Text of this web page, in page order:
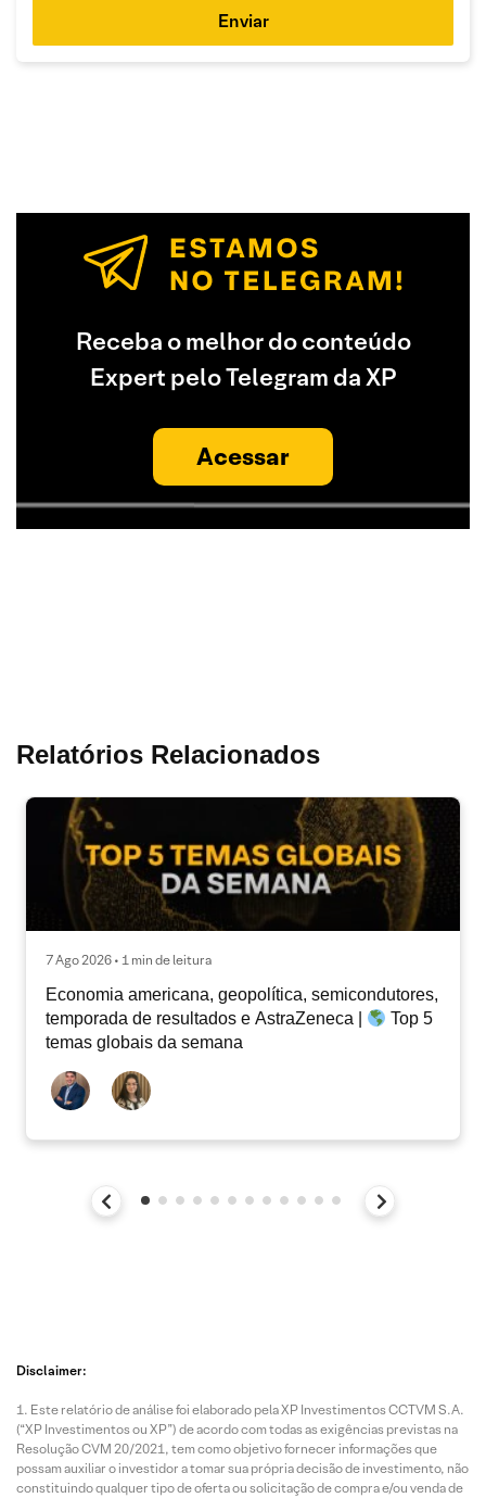
Enviar
Receba o melhor do conteúdo
Expert pelo Telegram da XP
Acessar
Relatórios Relacionados
7 Ago 2026 • 1 min de leitura
Economia americana, geopolítica, semicondutores,
temporada de resultados e AstraZeneca |
Top 5
temas globais da semana
Disclaimer:
Este relatório de análise foi elaborado pela XP Investimentos CCTVM S.A.
(“XP Investimentos ou XP”) de acordo com todas as exigências previstas na
Resolução CVM 20/2021, tem como objetivo fornecer informações que
possam auxiliar o investidor a tomar sua própria decisão de investimento, não
constituindo qualquer tipo de oferta ou solicitação de compra e/ou venda de